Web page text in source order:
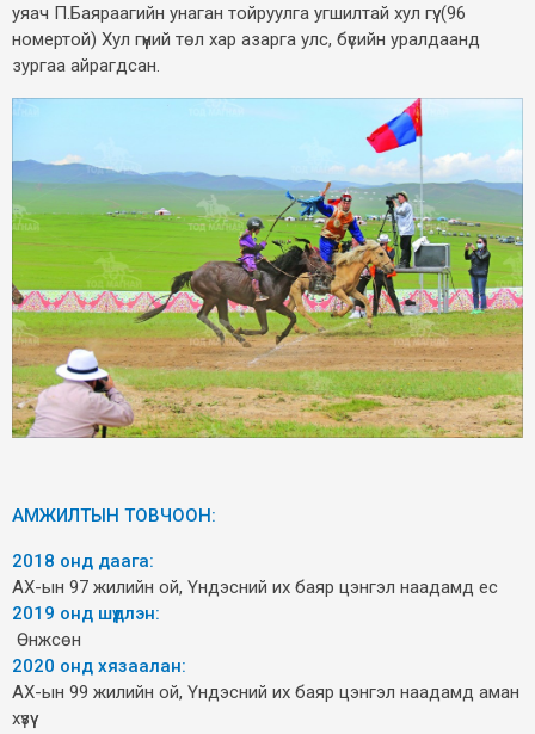
уяач П.Баяраагийн унаган тойруулга угшилтай хул гүү. (96
номертой) Хул гүүний төл хар азарга улс, бүсийн уралдаанд
зургаа айрагдсан.
АМЖИЛТЫН ТОВЧООН:
2018 онд даага:
АХ-ын 97 жилийн ой, Үндэсний их баяр цэнгэл наадамд ес
2019 онд шүдлэн:
Өнжсөн
2020 онд хязаалан:
АХ-ын 99 жилийн ой, Үндэсний их баяр цэнгэл наадамд аман
хүзүү